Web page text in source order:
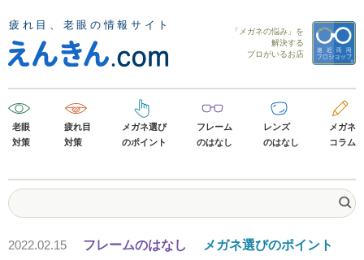
「メガネの悩み」を
解決する
プロがいるお店
老眼
対策
疲れ目
対策
メガネ選び
のポイント
フレーム
のはなし
レンズ
のはなし
メガネ
コラム
2022.02.15 フレームのはなし メガネ選びのポイント